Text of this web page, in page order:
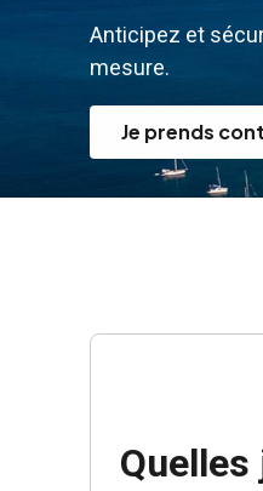
Anticipez et
mesure.
Je prends